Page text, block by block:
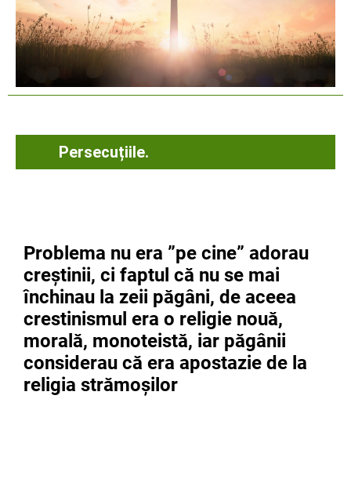
Persecuțiile.
Problema nu era ”pe cine” adorau
creștinii, ci faptul că nu se mai
închinau la zeii păgâni, de aceea
crestinismul era o religie nouă,
morală, monoteistă, iar păgânii
considerau că era apostazie de la
religia strămoșilor